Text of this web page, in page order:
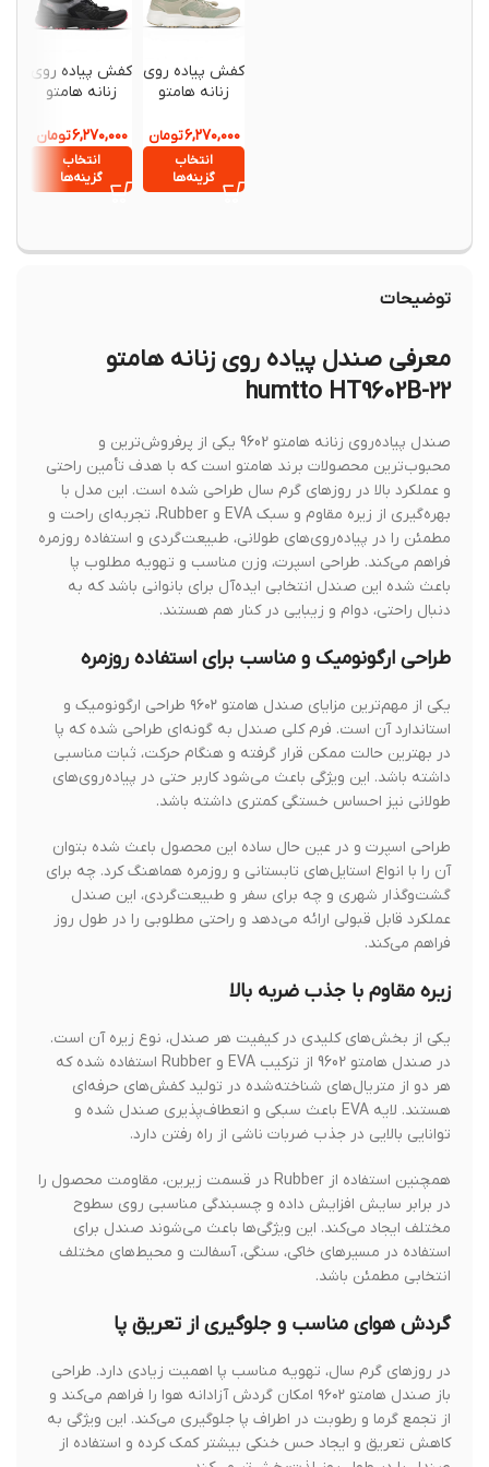
کفش پیاده روی
زنانه هامتو
370903B-5
۶,۲۷۰,۰۰۰تومان
انتخاب
گزینه‌ها
کفش پیاده روی
زنانه هامتو
370903B-1
۶,۲۷۰,۰۰۰تومان
انتخاب
گزینه‌ها
کفش
توضیحات
معرفی صندل پیاده روی زنانه هامتو
humtto HT9602B-22
صندل پیاده‌روی زنانه هامتو 9602 یکی از پرفروش‌ترین و
محبوب‌ترین محصولات برند هامتو است که با هدف تأمین راحتی
و عملکرد بالا در روزهای گرم سال طراحی شده است. این مدل با
بهره‌گیری از زیره مقاوم و سبک EVA و Rubber، تجربه‌ای راحت و
مطمئن را در پیاده‌روی‌های طولانی، طبیعت‌گردی و استفاده روزمره
فراهم می‌کند. طراحی اسپرت، وزن مناسب و تهویه مطلوب پا
باعث شده این صندل انتخابی ایده‌آل برای بانوانی باشد که به
دنبال راحتی، دوام و زیبایی در کنار هم هستند.
طراحی ارگونومیک و مناسب برای استفاده روزمره
یکی از مهم‌ترین مزایای صندل هامتو ۹۶۰۲ طراحی ارگونومیک و
استاندارد آن است. فرم کلی صندل به گونه‌ای طراحی شده که پا
در بهترین حالت ممکن قرار گرفته و هنگام حرکت، ثبات مناسبی
داشته باشد. این ویژگی باعث می‌شود کاربر حتی در پیاده‌روی‌های
طولانی نیز احساس خستگی کمتری داشته باشد.
طراحی اسپرت و در عین حال ساده این محصول باعث شده بتوان
آن را با انواع استایل‌های تابستانی و روزمره هماهنگ کرد. چه برای
گشت‌وگذار شهری و چه برای سفر و طبیعت‌گردی، این صندل
عملکرد قابل قبولی ارائه می‌دهد و راحتی مطلوبی را در طول روز
فراهم می‌کند.
زیره مقاوم با جذب ضربه بالا
یکی از بخش‌های کلیدی در کیفیت هر صندل، نوع زیره آن است.
در صندل هامتو 9602 از ترکیب EVA و Rubber استفاده شده که
هر دو از متریال‌های شناخته‌شده در تولید کفش‌های حرفه‌ای
هستند. لایه EVA باعث سبکی و انعطاف‌پذیری صندل شده و
توانایی بالایی در جذب ضربات ناشی از راه رفتن دارد.
همچنین استفاده از Rubber در قسمت زیرین، مقاومت محصول را
در برابر سایش افزایش داده و چسبندگی مناسبی روی سطوح
مختلف ایجاد می‌کند. این ویژگی‌ها باعث می‌شوند صندل برای
استفاده در مسیرهای خاکی، سنگی، آسفالت و محیط‌های مختلف
انتخابی مطمئن باشد.
گردش هوای مناسب و جلوگیری از تعریق پا
در روزهای گرم سال، تهویه مناسب پا اهمیت زیادی دارد. طراحی
باز صندل هامتو ۹۶۰۲ امکان گردش آزادانه هوا را فراهم می‌کند و
از تجمع گرما و رطوبت در اطراف پا جلوگیری می‌کند. این ویژگی به
کاهش تعریق و ایجاد حس خنکی بیشتر کمک کرده و استفاده از